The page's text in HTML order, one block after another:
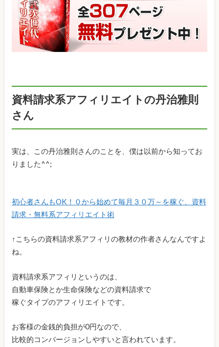
資料請求系アフィリエイトの丹治雅則
さん
実は、この丹治雅則さんのことを、僕は以前から知ってお
りました^^;
初心者さんもOK！０から始めて毎月３０万～を稼ぐ、資料
請求・無料系アフィリエイト術
↑こちらの資料請求系アフィリの教材の作者さんなんですよ
ね。
資料請求系アフィリというのは、
自動車保険とか生命保険などの資料請求で
稼ぐタイプのアフィリエイトです。
お客様の金銭的負担が0円なので、
比較的コンバージョンしやすいと言われています。